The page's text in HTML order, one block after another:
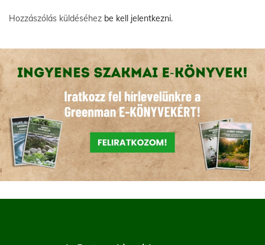
Hozzászólás küldéséhez be kell jelentkezni.